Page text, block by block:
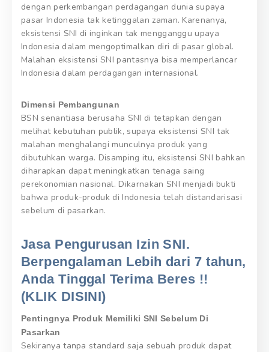
dengan perkembangan perdagangan dunia supaya
pasar Indonesia tak ketinggalan zaman. Karenanya,
eksistensi SNI di inginkan tak mengganggu upaya
Indonesia dalam mengoptimalkan diri di pasar global.
Malahan eksistensi SNI pantasnya bisa memperlancar
Indonesia dalam perdagangan internasional.
Dimensi Pembangunan
BSN senantiasa berusaha SNI di tetapkan dengan
melihat kebutuhan publik, supaya eksistensi SNI tak
malahan menghalangi munculnya produk yang
dibutuhkan warga. Disamping itu, eksistensi SNI bahkan
diharapkan dapat meningkatkan tenaga saing
perekonomian nasional. Dikarnakan SNI menjadi bukti
bahwa produk-produk di Indonesia telah distandarisasi
sebelum di pasarkan.
Jasa Pengurusan Izin SNI.
Berpengalaman Lebih dari 7 tahun,
Anda Tinggal Terima Beres !!
(KLIK DISINI)
Pentingnya Produk Memiliki SNI Sebelum Di
Pasarkan
Sekiranya tanpa standard saja sebuah produk dapat